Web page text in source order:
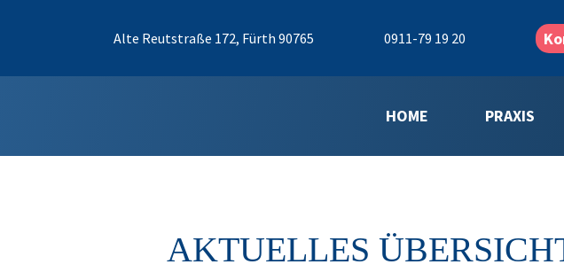
Alte Reutstraße 172, Fürth 90765 0911-79 19 20
HOME PRAXIS
AKTUELLES